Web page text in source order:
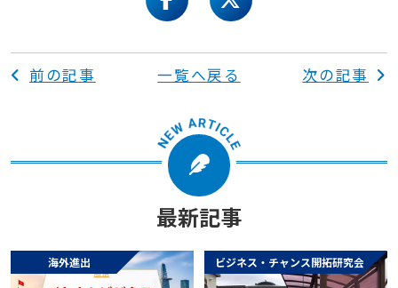
facebooktwitter
前の記事 一覧へ戻る 次の記事
最新記事
海外進出 ビジネス・チャンス開拓研究会